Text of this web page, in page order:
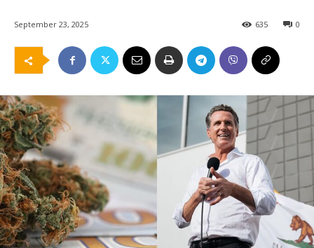
September 23, 2025 0
635